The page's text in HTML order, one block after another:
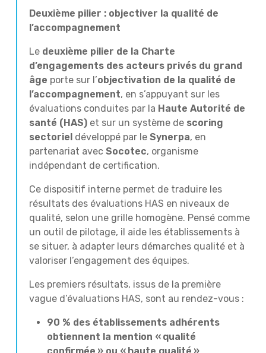
Deuxième pilier : objectiver la qualité de
l’accompagnement
Le deuxième pilier de la Charte
d’engagements des acteurs privés du grand
âge porte sur l’objectivation de la qualité de
l’accompagnement, en s’appuyant sur les
évaluations conduites par la Haute Autorité de
santé (HAS)et sur un système de scoring
sectorieldéveloppé par le Synerpa, en
partenariat avec Socotec, organisme
indépendant de certification.
Ce dispositif interne permet de traduire les
résultats des évaluations HAS en niveaux de
qualité, selon une grille homogène. Pensé comme
un outil de pilotage, il aide les établissements à
se situer, à adapter leurs démarches qualité et à
valoriser l’engagement des équipes.
Les premiers résultats, issus de la première
vague d’évaluations HAS, sont au rendez-vous :
90 % des établissements adhérents
obtiennent la mention «qualité
confirmée » ou «haute qualité »,